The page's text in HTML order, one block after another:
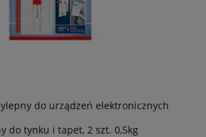
do urządzeń elektronicznych
do tynku i tapet, 2 szt. 0,5kg